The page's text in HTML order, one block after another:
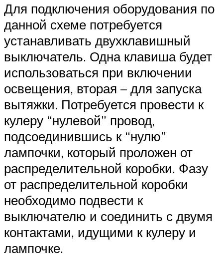
Для подключения оборудования по
данной схеме потребуется
устанавливать двухклавишный
выключатель. Одна клавиша будет
использоваться при включении
освещения, вторая – для запуска
вытяжки. Потребуется провести к
кулеру “нулевой” провод,
подсоединившись к “нулю”
лампочки, который проложен от
распределительной коробки. Фазу
от распределительной коробки
необходимо подвести к
выключателю и соединить с двумя
контактами, идущими к кулеру и
лампочке.